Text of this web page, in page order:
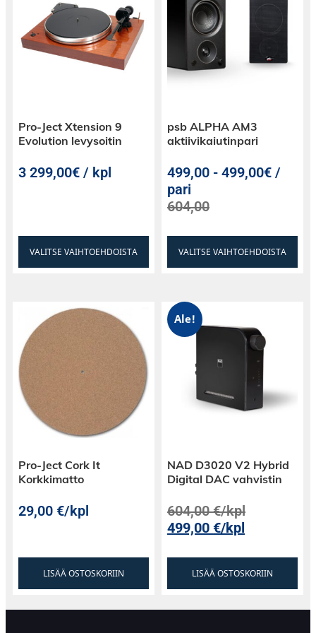
Pro-Ject Xtension 9
Evolution levysoitin
3 299,00€ / kpl
VALITSE VAIHTOEHDOISTA
psb ALPHA AM3
aktiivikaiutinpari
499,00 -499,00€ /
pari
604,00
VALITSE VAIHTOEHDOISTA
Pro-Ject Cork It
Korkkimatto
29,00€/kpl
LISÄÄ OSTOSKORIIN
Ale!
NAD D3020 V2 Hybrid
Digital DAC vahvistin
604,00€/kpl
499,00€/kpl
LISÄÄ OSTOSKORIIN